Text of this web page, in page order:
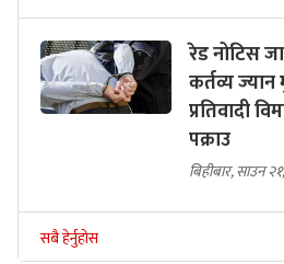
रेड नोटिस
कर्तव्य ज्यान
प्रतिवादी
पक्राउ
बिहीबार, साउन
सबै हेर्नुहोस